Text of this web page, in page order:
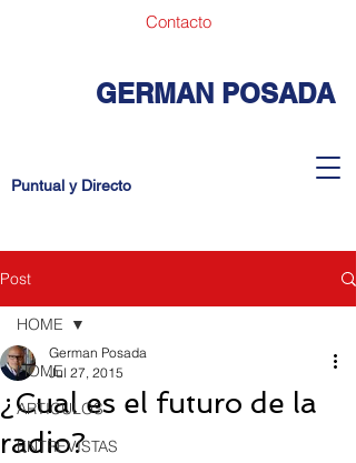
Contacto
GERMAN POSADA
Puntual y Directo
Post
HOME
ARTICULOS
ENTREVISTAS
HOME
¿Cual es el futuro de la
radio?
German Posada
Jul 27, 2015